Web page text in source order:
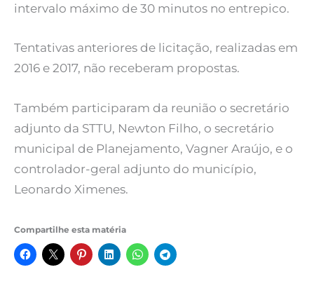
intervalo máximo de 30 minutos no entrepico.
Tentativas anteriores de licitação, realizadas em
2016 e 2017, não receberam propostas.
Também participaram da reunião o secretário
adjunto da STTU, Newton Filho, o secretário
municipal de Planejamento, Vagner Araújo, e o
controlador-geral adjunto do município,
Leonardo Ximenes.
Compartilhe esta matéria